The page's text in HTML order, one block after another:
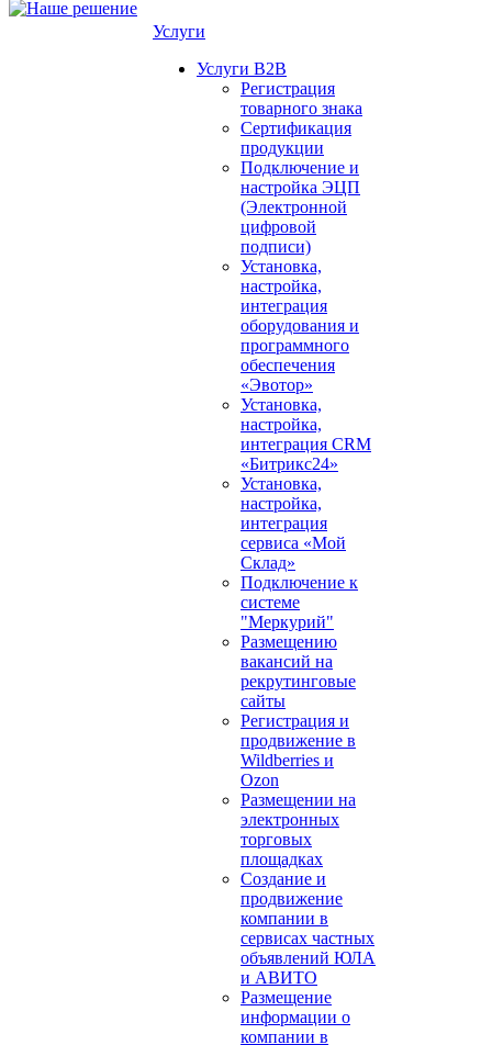
Услуги
Услуги B2B
Регистрация
товарного знака
Сертификация
продукции
Подключение и
настройка ЭЦП
(Электронной
цифровой
подписи)
Установка,
настройка,
интеграция
оборудования и
программного
обеспечения
«Эвотор»
Установка,
настройка,
интеграция CRM
«Битрикс24»
Установка,
настройка,
интеграция
сервиса «Мой
Склад»
Подключение к
системе
"Меркурий"
Размещению
вакансий на
рекрутинговые
сайты
Регистрация и
продвижение в
Wildberries и
Ozon
Размещении на
электронных
торговых
площадках
Создание и
продвижение
компании в
сервисах частных
объявлений ЮЛА
и АВИТО
Размещение
информации о
компании в